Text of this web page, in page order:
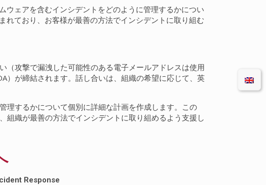
ェアを含むインシデントをどのように管理するかについ
ており、お客様が最善の方法でインシデントに取り組む
（攻撃で漏洩した可能性のある電子メールアドレスは使用
）が締結されます。話し合いは、組織の希望に応じて、英
理するかについて個別に詳細な計画を作成します。この
組織が最善の方法でインシデントに取り組めるよう支援し
Response